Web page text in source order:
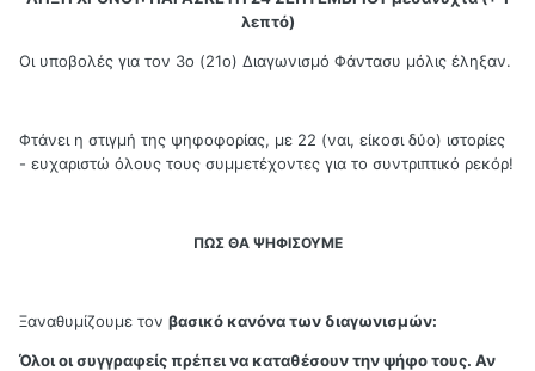
λεπτό)
Οι υποβολές για τον 3ο (21ο) Διαγωνισμό Φάντασυ μόλις έληξαν.
Φτάνει η στιγμή της ψηφοφορίας, με 22 (ναι, είκοσι δύο) ιστορίες
- ευχαριστώ όλους τους συμμετέχοντες για το συντριπτικό ρεκόρ!
ΠΩΣ ΘΑ ΨΗΦΙΣΟΥΜΕ
Ξαναθυμίζουμε τον βασικό κανόνα των διαγωνισμών:
Όλοι οι συγγραφείς πρέπει να καταθέσουν την ψήφο τους. Αν